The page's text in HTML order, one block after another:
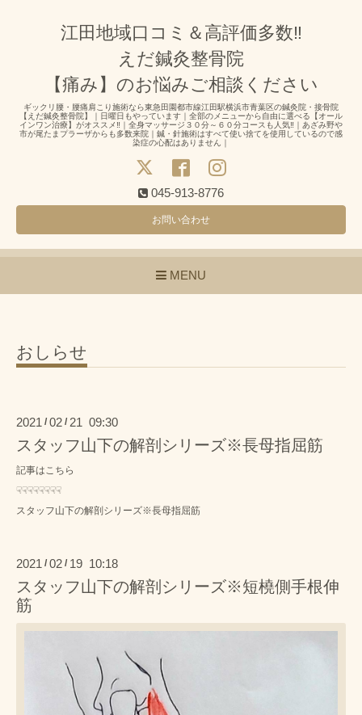
江田地域口コミ＆高評価多数‼
えだ鍼灸整骨院
【痛み】のお悩みご相談ください
ギックリ腰・腰痛肩こり施術なら東急田園都市線江田駅横浜市青葉区の鍼灸院・接骨院
【えだ鍼灸整骨院】｜日曜日もやっています｜全部のメニューから自由に選べる【オール
インワン治療】がオススメ‼｜全身マッサージ３０分～６０分コースも人気‼｜あざみ野や
市が尾たまプラーザからも多数来院｜鍼・針施術はすべて使い捨てを使用しているので感
染症の心配はありません｜
045-913-8776
お問い合わせ
MENU
おしらせ
2021 / 02 / 21 09:30
スタッフ山下の解剖シリーズ※長母指屈筋
記事はこちら
☟☟☟☟☟☟☟☟
スタッフ山下の解剖シリーズ※長母指屈筋
2021 / 02 / 19 10:18
スタッフ山下の解剖シリーズ※短橈側手根伸
筋